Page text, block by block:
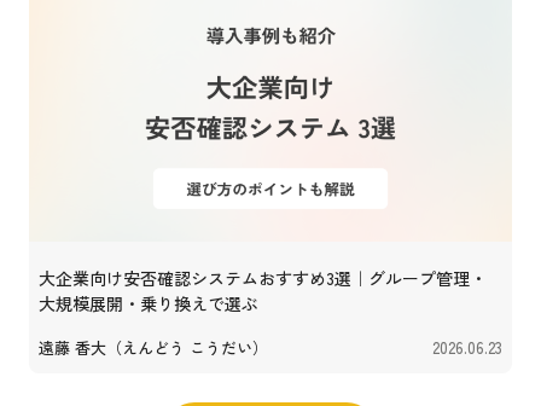
大企業向け安否確認システムおすすめ3選｜グループ管理・
大規模展開・乗り換えで選ぶ
遠藤 香大（えんどう こうだい） 2026.06.23